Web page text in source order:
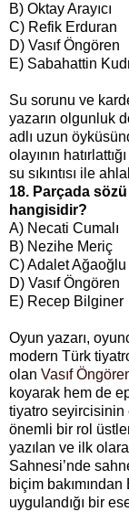
B) Oktay Arayıcı
C) Refik Erduran
D) Vasıf Öngören
E) Sabahattin
Su sorunu ve
yazarın olgunluk
adlı uzun
olayının
su sıkıntısı ile
18. Parçada
hangisidir?
A) Necati Cumalı
B) Nezihe Meriç
C) Adalet Ağaoğlu
D) Vasıf Öngören
E) Recep Bilginer
Oyun yazarı,
modern Türk
olan Vasıf
koyarak hem de
tiyatro seyircisinin
önemli bir rol
yazılan ve ilk
Sahnesi’nde
biçim
uygulandığı bir